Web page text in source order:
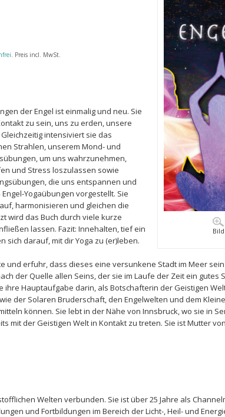
. Preis incl. MwSt.
der Engel ist einmalig und neu. Sie
zu sein, uns zu erden, unsere
intensiviert sie das
Strahlen, unserem Mond- und
um uns wahrzunehmen,
und Stress loszulassen sowie
die uns entspannen und
Yogaübungen vorgestellt. Sie
harmonisieren und gleichen die
wird das Buch durch viele kurze
lassen. Fazit: Innehalten, tief ein
sich darauf, mit dir Yoga zu (er)leben.
und erfuhr, dass dieses eine versunkene Stadt im Meer
der Quelle allen Seins, der sie im Laufe der Zeit ein gutes
Hauptaufgabe darin, als Botschafterin der Geistigen
der Solaren Bruderschaft, den Engelwelten und dem
können. Sie lebt in der Nähe von Innsbruck, wo sie in
mit der Geistigen Welt in Kontakt zu treten. Sie ist Mutter
Welten verbunden. Sie ist über 25 Jahre als
und Fortbildungen im Bereich der Licht-, Heil- und